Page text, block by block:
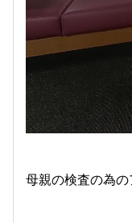
母親の検査の為